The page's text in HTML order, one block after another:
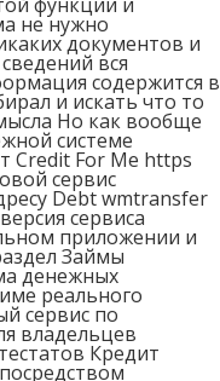
не нужно
документов и
вся
содержится в
и искать что то
Но как вообще
системе
Credit For Me https
сервис
Debt wmtransfer
сервиса
приложении и
Займы
денежных
реального
сервис по
владельцев
Кредит